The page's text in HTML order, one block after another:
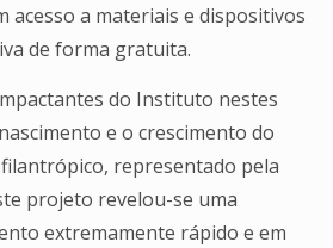
acesso a materiais e dispositivos
de forma gratuita.
do Instituto nestes
e o crescimento do
representado pela
projeto revelou-se uma
extremamente rápido e em